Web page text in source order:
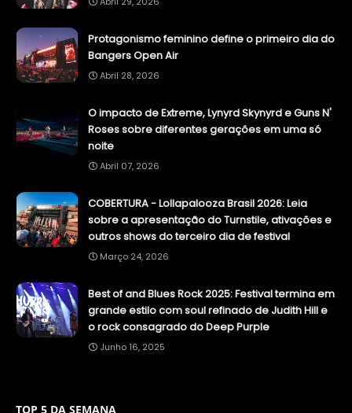
Protagonismo feminino define o primeiro dia do
Bangers Open Air
Abril 28, 2026
O impacto de Extreme, Lynyrd Skynyrd e Guns N'
Roses sobre diferentes gerações em uma só
noite
Abril 07, 2026
COBERTURA - Lollapalooza Brasil 2026: Leia
sobre a apresentação do Turnstile, ativações e
outros shows do terceiro dia de festival
Março 24, 2026
Best of and Blues Rock 2025: Festival termina em
grande estilo com soul refinado de Judith Hill e
o rock consagrado do Deep Purple
Junho 16, 2025
TOP 5 DA SEMANA